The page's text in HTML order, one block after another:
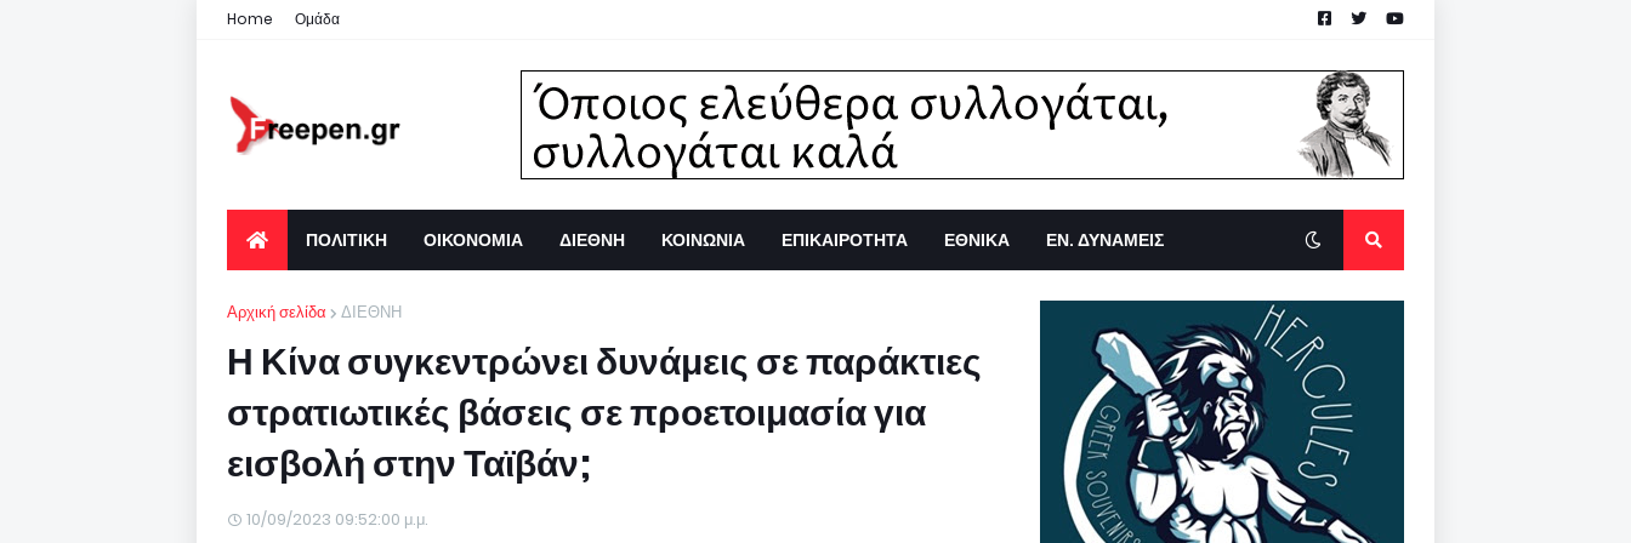
Home Ομάδα
ΠΟΛΙΤΙΚΗ ΟΙΚΟΝΟΜΙΑ ΔΙΕΘΝΗ ΚΟΙΝΩΝΙΑ ΕΠΙΚΑΙΡΟΤΗΤΑ ΕΘΝΙΚΑ ΕΝ. ΔΥΝΑΜΕΙΣ
Αρχική σελίδα ΔΙΕΘΝΗ
Η Κίνα συγκεντρώνει δυνάμεις σε παράκτιες
στρατιωτικές βάσεις σε προετοιμασία για
εισβολή στην Ταϊβάν;
10/09/2023 09:52:00 μ.μ.